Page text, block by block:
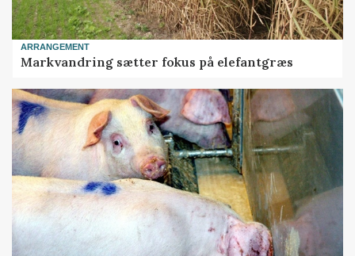
ARRANGEMENT
Markvandring sætter fokus på elefantgræs